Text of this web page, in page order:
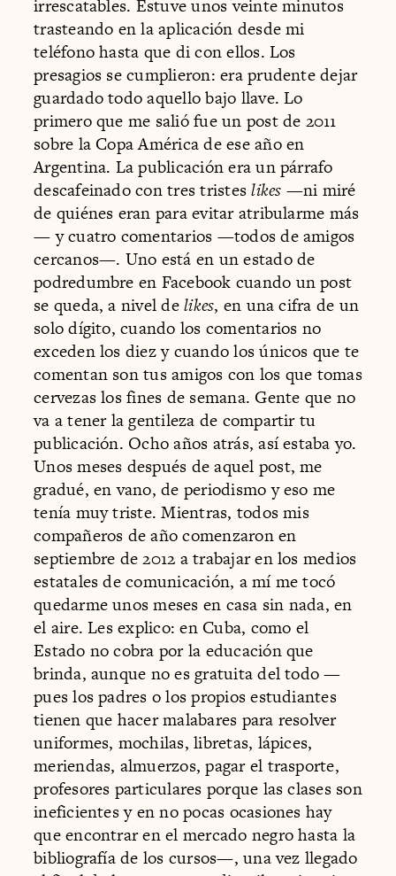
irrescatables. Estuve unos veinte minutos
trasteando en la aplicación desde mi
teléfono hasta que di con ellos. Los
presagios se cumplieron: era prudente dejar
guardado todo aquello bajo llave. Lo
primero que me salió fue un post de 2011
sobre la Copa América de ese año en
Argentina. La publicación era un párrafo
descafeinado con tres tristeslikes —ni miré
de quiénes eran para evitar atribularme más
— y cuatro comentarios —todos de amigos
cercanos—. Uno está en un estado de
podredumbre en Facebook cuando un post
se queda, a nivel delikes, en una cifra de un
solo dígito, cuando los comentarios no
exceden los diez y cuando los únicos que te
comentan son tus amigos con los que tomas
cervezas los fines de semana. Gente que no
va a tener la gentileza de compartir tu
publicación. Ocho años atrás, así estaba yo.
Unos meses después de aquel post, me
gradué, en vano, de periodismo y eso me
tenía muy triste. Mientras, todos mis
compañeros de año comenzaron en
septiembre de 2012 a trabajar en los medios
estatales de comunicación, a mí me tocó
quedarme unos meses en casa sin nada, en
el aire. Les explico: en Cuba, como el
Estado no cobra por la educación que
brinda, aunque no es gratuita del todo —
pues los padres o los propios estudiantes
tienen que hacer malabares para resolver
uniformes, mochilas, libretas, lápices,
meriendas, almuerzos, pagar el trasporte,
profesores particulares porque las clases son
ineficientes y en no pocas ocasiones hay
que encontrar en el mercado negro hasta la
bibliografía de los cursos—, una vez llegado